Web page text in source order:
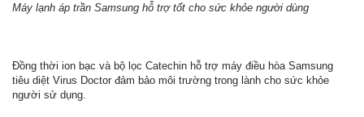
Máy lạnh áp trần Samsung hỗ trợ tốt cho sức khỏe người dùng
Đồng thời ion bạc và bộ lọc Catechin hỗ trợ máy điều hòa Samsung
tiêu diệt Virus Doctor đảm bảo môi trường trong lành cho sức khỏe
người sử dụng.